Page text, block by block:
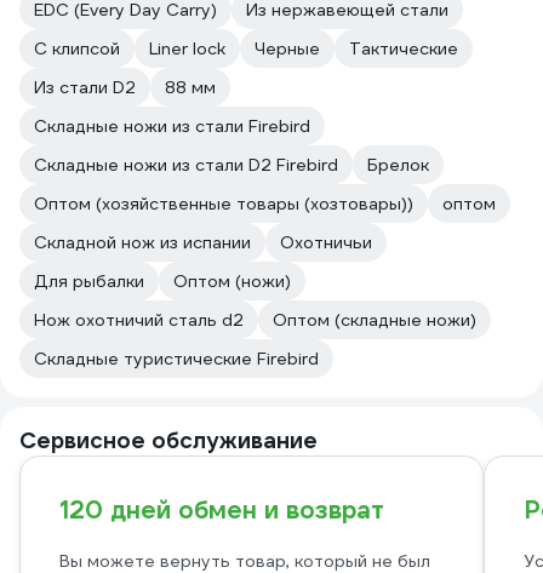
EDC (Every Day Carry)
Из нержавеющей стали
C клипсой
Liner lock Черные
Тактические
Из стали D2
88 мм
Складные ножи из стали Firebird
Складные ножи из стали D2 Firebird
Брелок
Оптом (хозяйственные товары (хозтовары))
оптом
Складной нож из испании
Охотничьи
Для рыбалки
Оптом (ножи)
Нож охотничий сталь d2
Оптом (складные ножи)
Складные туристические Firebird
Сервисное обслуживание
120 дней обмен и возврат
Вы можете вернуть товар, который не был